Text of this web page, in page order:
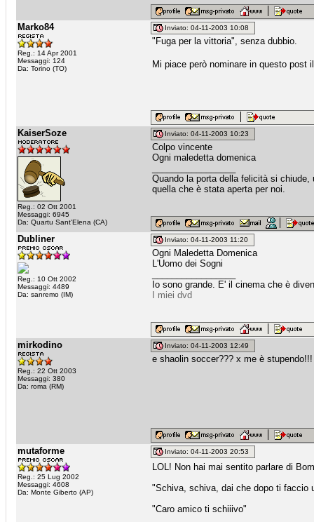
Marko84
Reg.: 14 Apr 2001
Messaggi: 124
Da: Torino (TO)
Inviato: 04-11-2003 10:08
"Fuga per la vittoria", senza dubbio.
Mi piace però nominare in questo
KaiserSoze
Reg.: 02 Ott 2001
Messaggi: 6945
Da: Quartu Sant'Elena (CA)
Inviato: 04-11-2003 10:23
Colpo vincente
Ogni maledetta domenica
Quando la porta della felicità si
quella che è stata aperta per noi.
Dubliner
Reg.: 10 Ott 2002
Messaggi: 4489
Da: sanremo (IM)
Inviato: 04-11-2003 11:20
Ogni Maledetta Domenica
L'Uomo dei Sogni
Io sono grande. E' il cinema che è
I miei dvd
mirkodino
Reg.: 22 Ott 2003
Messaggi: 380
Da: roma (RM)
Inviato: 04-11-2003 12:49
e shaolin soccer??? x me è stupendo!!!
mutaforme
Reg.: 25 Lug 2002
Messaggi: 4608
Da: Monte Giberto (AP)
Inviato: 04-11-2003 20:53
LOL! Non hai mai sentito parlare di
"Schiva, schiva, dai che dopo ti faccio
"Caro amico ti schiiivo"